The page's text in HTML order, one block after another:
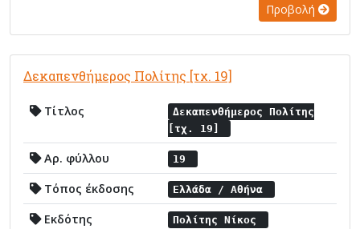
Προβολή
Δεκαπενθήμερος Πολίτης [τχ. 19]
Τίτλος
Δεκαπενθήμερος Πολίτης
[τχ. 19]
Αρ. φύλλου 19
Τόπος έκδοσης Ελλάδα / Αθήνα
Εκδότης Πολίτης Νίκος